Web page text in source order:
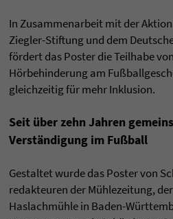
In Zusammenarbeit mit der
Ziegler-Stiftung und dem
fördert das Poster die Teilhabe
Hörbehinderung am
gleichzeitig für mehr Inklusion.
Seit über zehn Jahren
Verständigung im Fußball
Gestaltet wurde das Poster von
redakteuren der Mühlezeitung,
Haslachmühle in Baden-